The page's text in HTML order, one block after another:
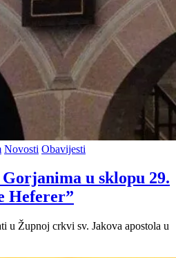
Novosti Obavijesti
u sklopu 29.
Heferer”
u Župnoj crkvi sv. Jakova apostola u